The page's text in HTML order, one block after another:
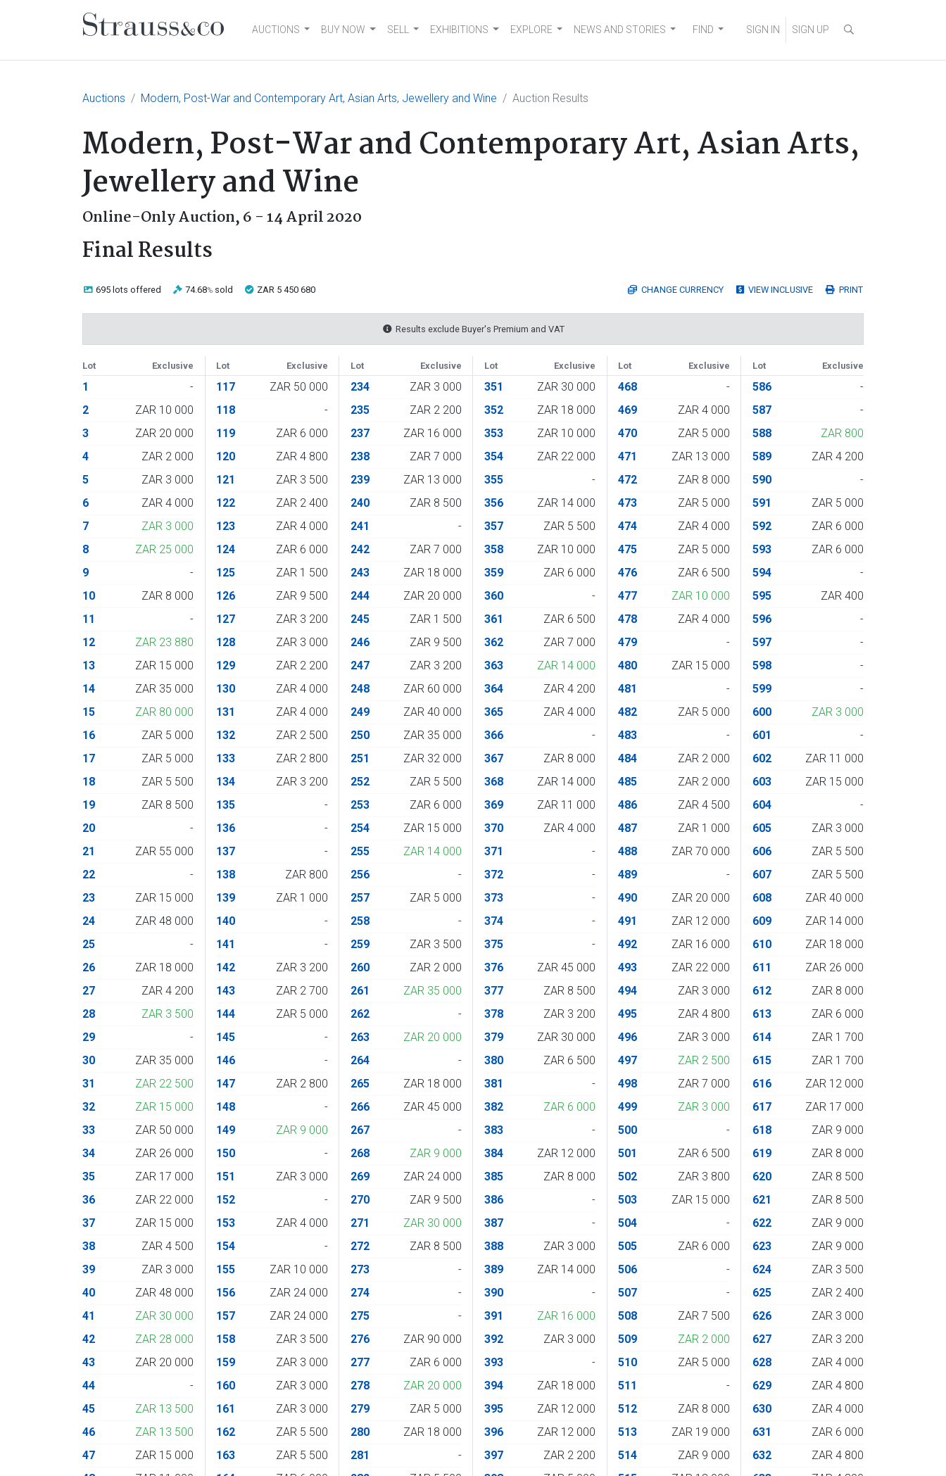
Main NavigationAUCTIONS BUY NOW SELL EXHIBITIONS EXPLORE NEWS AND STORIES FIND SIGN IN SIGN UP
Auctions Modern, Post-War and Contemporary Art, Asian Arts, Jewellery and Wine Auction Results
Modern, Post-War and Contemporary Art, Asian Arts,
Jewellery and Wine
Online-Only Auction,6 - 14 April 2020
Final Results
695 lots offered 74.68% sold ZAR 5 450 680 CHANGE CURRENCY VIEW INCLUSIVE PRINT
Results exclude Buyer's Premium and VAT
Lot Exclusive Lot Exclusive Lot Exclusive Lot Exclusive Lot Exclusive Lot Exclusive
1
-
2
ZAR 10 000
3
ZAR 20 000
4
ZAR 2 000
5
ZAR 3 000
6
ZAR 4 000
7
ZAR 3 000
8
ZAR 25 000
9
-
10
ZAR 8 000
11
-
12
ZAR 23 880
13
ZAR 15 000
14
ZAR 35 000
15
ZAR 80 000
16
ZAR 5 000
17
ZAR 5 000
18
ZAR 5 500
19
ZAR 8 500
20
-
21
ZAR 55 000
22
-
23
ZAR 15 000
24
ZAR 48 000
25
-
26
ZAR 18 000
27
ZAR 4 200
28
ZAR 3 500
29
-
30
ZAR 35 000
31
ZAR 22 500
32
ZAR 15 000
33
ZAR 50 000
34
ZAR 26 000
35
ZAR 17 000
36
ZAR 22 000
37
ZAR 15 000
38
ZAR 4 500
39
ZAR 3 000
40
ZAR 48 000
41
ZAR 30 000
42
ZAR 28 000
43
ZAR 20 000
44
-
45
ZAR 13 500
46
ZAR 13 500
47
ZAR 15 000
117
ZAR 50 000
118
-
119
ZAR 6 000
120
ZAR 4 800
121
ZAR 3 500
122
ZAR 2 400
123
ZAR 4 000
124
ZAR 6 000
125
ZAR 1 500
126
ZAR 9 500
127
ZAR 3 200
128
ZAR 3 000
129
ZAR 2 200
130
ZAR 4 000
131
ZAR 4 000
132
ZAR 2 500
133
ZAR 2 800
134
ZAR 3 200
135
-
136
-
137
-
138
ZAR 800
139
ZAR 1 000
140
-
141
-
142
ZAR 3 200
143
ZAR 2 700
144
ZAR 5 000
145
-
146
-
147
ZAR 2 800
148
-
149
ZAR 9 000
150
-
151
ZAR 3 000
152
-
153
ZAR 4 000
154
-
155
ZAR 10 000
156
ZAR 24 000
157
ZAR 24 000
158
ZAR 3 500
159
ZAR 3 000
160
ZAR 3 000
161
ZAR 3 000
162
ZAR 5 500
163
ZAR 5 500
234
ZAR 3 000
235
ZAR 2 200
237
ZAR 16 000
238
ZAR 7 000
239
ZAR 13 000
240
ZAR 8 500
241
-
242
ZAR 7 000
243
ZAR 18 000
244
ZAR 20 000
245
ZAR 1 500
246
ZAR 9 500
247
ZAR 3 200
248
ZAR 60 000
249
ZAR 40 000
250
ZAR 35 000
251
ZAR 32 000
252
ZAR 5 500
253
ZAR 6 000
254
ZAR 15 000
255
ZAR 14 000
256
-
257
ZAR 5 000
258
-
259
ZAR 3 500
260
ZAR 2 000
261
ZAR 35 000
262
-
263
ZAR 20 000
264
-
265
ZAR 18 000
266
ZAR 45 000
267
-
268
ZAR 9 000
269
ZAR 24 000
270
ZAR 9 500
271
ZAR 30 000
272
ZAR 8 500
273
-
274
-
275
-
276
ZAR 90 000
277
ZAR 6 000
278
ZAR 20 000
279
ZAR 5 000
280
ZAR 18 000
281
-
351
ZAR 30 000
352
ZAR 18 000
353
ZAR 10 000
354
ZAR 22 000
355
-
356
ZAR 14 000
357
ZAR 5 500
358
ZAR 10 000
359
ZAR 6 000
360
-
361
ZAR 6 500
362
ZAR 7 000
363
ZAR 14 000
364
ZAR 4 200
365
ZAR 4 000
366
-
367
ZAR 8 000
368
ZAR 14 000
369
ZAR 11 000
370
ZAR 4 000
371
-
372
-
373
-
374
-
375
-
376
ZAR 45 000
377
ZAR 8 500
378
ZAR 3 200
379
ZAR 30 000
380
ZAR 6 500
381
-
382
ZAR 6 000
383
-
384
ZAR 12 000
385
ZAR 8 000
386
-
387
-
388
ZAR 3 000
389
ZAR 14 000
390
-
391
ZAR 16 000
392
ZAR 3 000
393
-
394
ZAR 18 000
395
ZAR 12 000
396
ZAR 12 000
397
ZAR 2 200
468
-
469
ZAR 4 000
470
ZAR 5 000
471
ZAR 13 000
472
ZAR 8 000
473
ZAR 5 000
474
ZAR 4 000
475
ZAR 5 000
476
ZAR 6 500
477
ZAR 10 000
478
ZAR 4 000
479
-
480
ZAR 15 000
481
-
482
ZAR 5 000
483
-
484
ZAR 2 000
485
ZAR 2 000
486
ZAR 4 500
487
ZAR 1 000
488
ZAR 70 000
489
-
490
ZAR 20 000
491
ZAR 12 000
492
ZAR 16 000
493
ZAR 22 000
494
ZAR 3 000
495
ZAR 4 800
496
ZAR 3 000
497
ZAR 2 500
498
ZAR 7 000
499
ZAR 3 000
500
-
501
ZAR 6 500
502
ZAR 3 800
503
ZAR 15 000
504
-
505
ZAR 6 000
506
-
507
-
508
ZAR 7 500
509
ZAR 2 000
510
ZAR 5 000
511
-
512
ZAR 8 000
513
ZAR 19 000
514
ZAR 9 000
586
-
587
-
588
ZAR 800
589
ZAR 4 200
590
-
591
ZAR 5 000
592
ZAR 6 000
593
ZAR 6 000
594
-
595
ZAR 400
596
-
597
-
598
-
599
-
600
ZAR 3 000
601
-
602
ZAR 11 000
603
ZAR 15 000
604
-
605
ZAR 3 000
606
ZAR 5 500
607
ZAR 5 500
608
ZAR 40 000
609
ZAR 14 000
610
ZAR 18 000
611
ZAR 26 000
612
ZAR 8 000
613
ZAR 6 000
614
ZAR 1 700
615
ZAR 1 700
616
ZAR 12 000
617
ZAR 17 000
618
ZAR 9 000
619
ZAR 8 000
620
ZAR 8 500
621
ZAR 8 500
622
ZAR 9 000
623
ZAR 9 000
624
ZAR 3 500
625
ZAR 2 400
626
ZAR 3 000
627
ZAR 3 200
628
ZAR 4 000
629
ZAR 4 800
630
ZAR 4 000
631
ZAR 6 000
632
ZAR 4 800